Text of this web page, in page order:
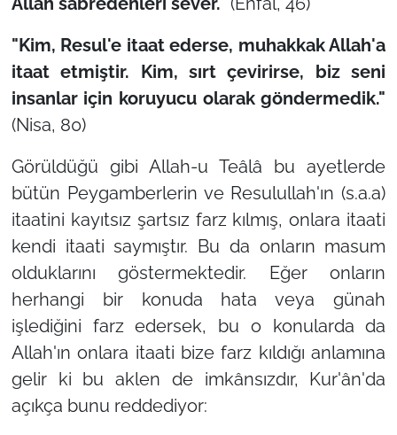
"Kim, Resul'e itaat ederse, muhakkak Allah'a
itaat etmiştir. Kim, sırt çevirirse, biz seni
insanlar için koruyucu olarak göndermedik."
(Nisa, 80)
Görüldüğü gibi Allah-u Teâlâ bu ayetlerde
bütün Peygamberlerin ve Resulullah'ın (s.a.a)
itaatini kayıtsız şartsız farz kılmış, onlara itaati
kendi itaati saymıştır. Bu da onların masum
olduklarını göstermektedir. Eğer onların
herhangi bir konuda hata veya günah
işlediğini farz edersek, bu o konularda da
Allah'ın onlara itaati bize farz kıldığı anlamına
gelir ki bu aklen de imkânsızdır, Kur'ân'da
açıkça bunu reddediyor: